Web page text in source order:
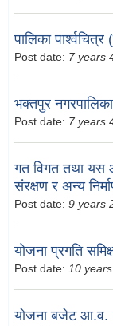
पालिका
Post date: 7 years
भक्तपुर
Post date: 7 years
गत विगत तथा यस
संरक्षण र अन्य
Post date: 9 years
योजना प्रगति
Post date: 10
योजना बजेट